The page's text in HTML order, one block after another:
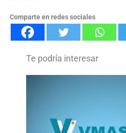
Comparte en redes sociales